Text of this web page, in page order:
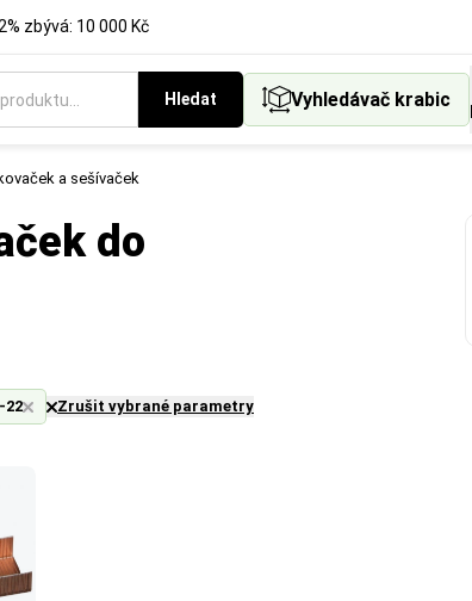
zbývá: 10 000 Kč
Hledat Vyhledávač krabic
a sešívaček
do
22 Zrušit vybrané parametry